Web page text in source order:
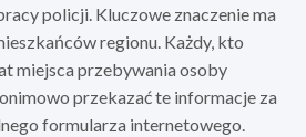
policji. Kluczowe znaczenie ma
regionu. Każdy, kto
miejsca przebywania osoby
przekazać te informacje za
formularza internetowego.